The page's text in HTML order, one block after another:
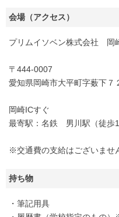
会場（アクセス）
プリムイソベン株式会社 岡
〒444-0007
愛知県岡崎市大平町字薮下７
岡崎ICすぐ
最寄駅：名鉄 男川駅（徒歩
※交通費の支給はございませ
持ち物
・筆記用具